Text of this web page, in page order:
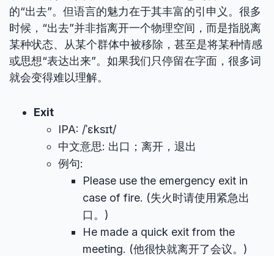
的“出去”。但语言的魅力在于其丰富的引申义。很多
时候，“出去”并非指离开一个物理空间，而是指脱离
某种状态、从某个群体中被移除，甚至是将某种情感
或思想“表达出来”。如果我们只停留在字面，很多词
就会变得难以理解。
Exit
IPA: /ˈɛksɪt/
中文意思: 出口；离开，退出
例句:
Please use the emergency exit in
case of fire. (失火时请使用紧急出
口。)
He made a quick exit from the
meeting. (他很快就离开了会议。)